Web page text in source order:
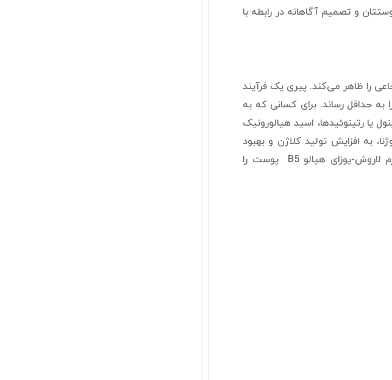
و تصمیم آگاهانه در رابطه با
را ظاهر می‌کند. پیری یک فرآیند
به حداقل رساند. برای کسانی که به
یا رتینوئید‌ها، اسید هیالورونیک
به افزایش تولید کلاژن و بهبود
بافت پوست مشهور هستند. علاوه بر این، مرطوب‌کننده‌های حاوی هیالورونیک اسید مانند کرم لاروش-پوزای هیالو B5 پوست را